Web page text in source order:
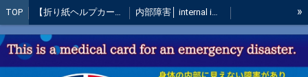
TOP 【折り紙ヘルプカード】郵送お申込み 内部障害│ internal impediment mark│郵送システム
緊急災害対策ヘルプカード 活動実績 ウクライナ避難民支援折り紙ヘルプカード（寄付品）
»